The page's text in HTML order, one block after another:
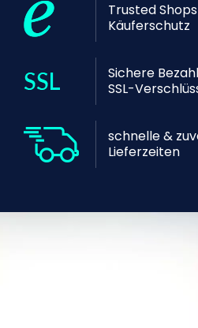
Trusted Shops
Käuferschutz
Sichere
SSL-
schnelle &
Lieferzeiten